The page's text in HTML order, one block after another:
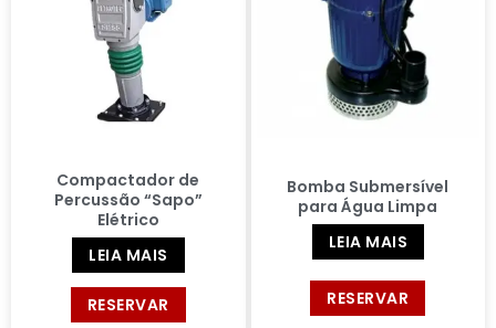
Compactador de
Percussão “Sapo”
Elétrico
LEIA MAIS
RESERVAR
Bomba Submersível
para Água Limpa
LEIA MAIS
RESERVAR